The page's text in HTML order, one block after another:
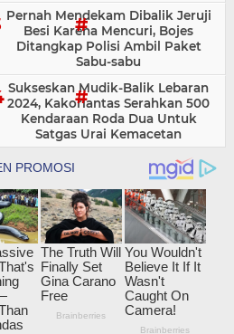
Pernah Mendekam Dibalik Jeruji
Besi Karena Mencuri, Bojes
Ditangkap Polisi Ambil Paket
Sabu-sabu
Sukseskan Mudik-Balik Lebaran
2024, Kakorlantas Serahkan 500
Kendaraan Roda Dua Untuk
Satgas Urai Kemacetan